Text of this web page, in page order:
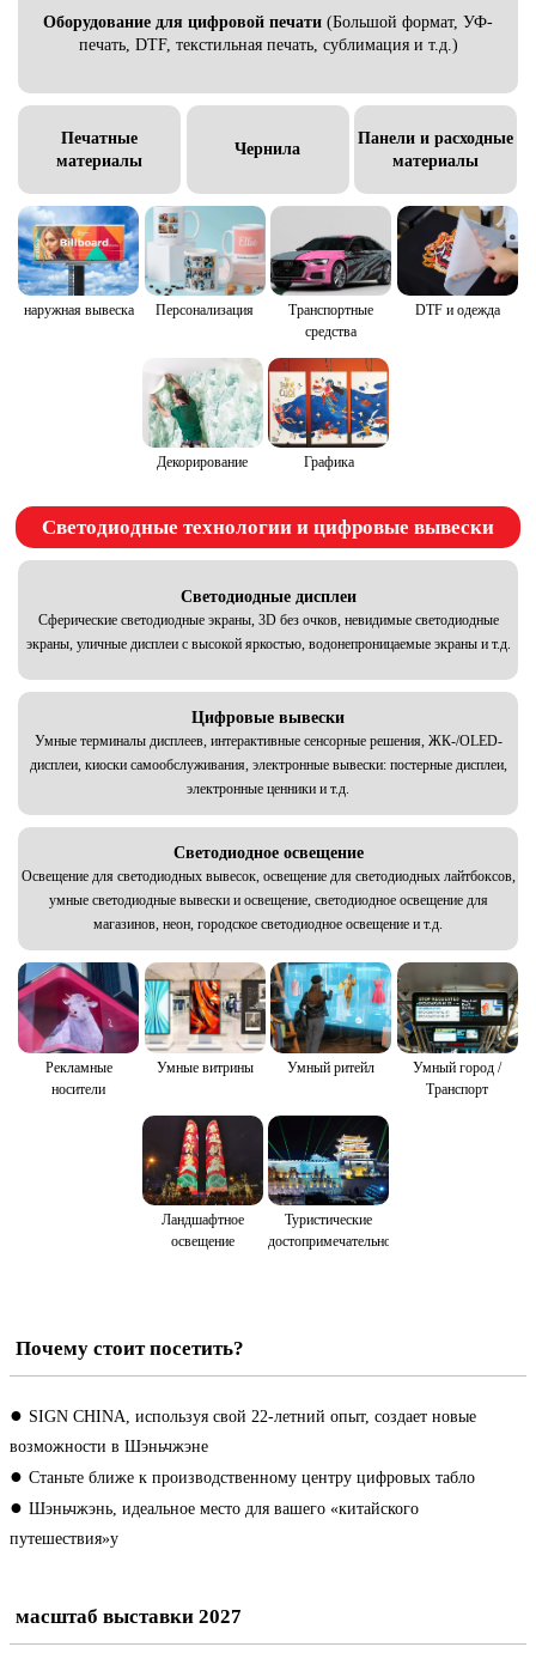
Oборудование для цифровой печати (Большой формат, УФ-
печать, DTF, текстильная печать, сублимация и т.д.)
Печатные
материалы
Чернила
Панели и расходные
материалы
наружная вывеска Персонализация
Транспортные
средства
DTF и одежда
Декорирование Графика
Светодиодные технологии и цифровые вывески
Светодиодные дисплеи
Сферические светодиодные экраны, 3D без очков, невидимые светодиодные
экраны, уличные дисплеи с высокой яркостью, водонепроницаемые экраны и т.д.
Цифровые вывески
Умные терминалы дисплеев, интерактивные сенсорные решения, ЖК-/OLED-
дисплеи, киоски самообслуживания, электронные вывески: постерные дисплеи,
электронные ценники и т.д.
Светодиодное освещение
Освещение для светодиодных вывесок, освещение для светодиодных лайтбоксов,
умные светодиодные вывески и освещение, светодиодное освещение для
магазинов, неон, городское светодиодное освещение и т.д.
Рекламные
носители
Умные витрины Умный ритейл
Умный город /
Транспорт
Ландшафтное
освещение
Туристические
достопримечательности
Почему стоит посетить?
● SIGN CHINA, используя свой 22-летний опыт, создает новые
возможности в Шэньчжэне
● Станьте ближе к производственному центру цифровых табло
● Шэньчжэнь, идеальное место для вашего «китайского
путешествия»у
масштаб выставки 2027